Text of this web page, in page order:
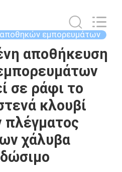
εμπορευμάτων
αποθήκευση
σε ράφι το
κλουβί
χάλυβα